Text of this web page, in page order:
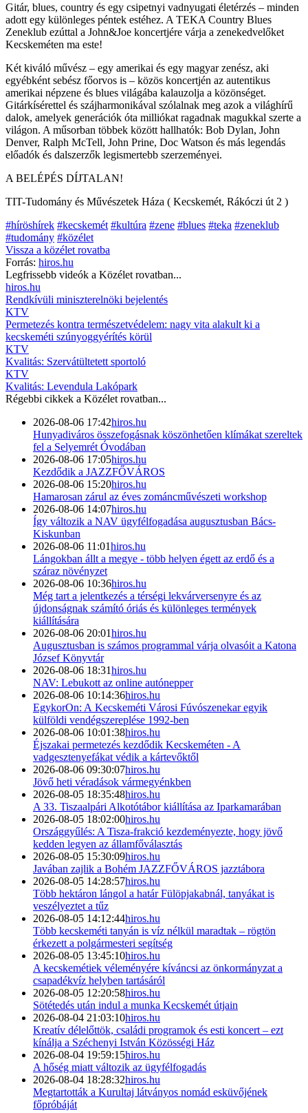
Gitár, blues, country és egy csipetnyi vadnyugati életérzés – minden
adott egy különleges péntek estéhez. A TEKA Country Blues
Zeneklub ezúttal a John&Joe koncertjére várja a zenekedvelőket
Kecskeméten ma este!
Két kiváló művész – egy amerikai és egy magyar zenész, aki
egyébként sebész főorvos is – közös koncertjén az autentikus
amerikai népzene és blues világába kalauzolja a közönséget.
Gitárkísérettel és szájharmonikával szólalnak meg azok a világhírű
dalok, amelyek generációk óta milliókat ragadnak magukkal szerte a
világon. A műsorban többek között hallhatók: Bob Dylan, John
Denver, Ralph McTell, John Prine, Doc Watson és más legendás
előadók és dalszerzők legismertebb szerzeményei.
A BELÉPÉS DÍJTALAN!
TIT-Tudomány és Művészetek Háza ( Kecskemét, Rákóczi út 2 )
#híröshírek #kecskemét #kultúra #zene #blues #teka #zeneklub
#tudomány #közélet
Vissza a közélet rovatba
Forrás: hiros.hu
Legfrissebb videók a Közélet rovatban...
hiros.hu
Rendkívüli miniszterelnöki bejelentés
KTV
Permetezés kontra természetvédelem: nagy vita alakult ki a
kecskeméti szúnyoggyérítés körül
KTV
Kvalitás: Szervátültetett sportoló
KTV
Kvalitás: Levendula Lakópark
Régebbi cikkek a Közélet rovatban...
2026-08-06 17:42hiros.hu
Hunyadiváros összefogásnak köszönhetően klímákat szereltek
fel a Selyemrét Óvodában
2026-08-06 17:05hiros.hu
Kezdődik a JAZZFŐVÁROS
2026-08-06 15:20hiros.hu
Hamarosan zárul az éves zománcművészeti workshop
2026-08-06 14:07hiros.hu
Így változik a NAV ügyfélfogadása augusztusban Bács-
Kiskunban
2026-08-06 11:01hiros.hu
Lángokban állt a megye - több helyen égett az erdő és a
száraz növényzet
2026-08-06 10:36hiros.hu
Még tart a jelentkezés a térségi lekvárversenyre és az
újdonságnak számító óriás és különleges termények
kiállítására
2026-08-06 20:01hiros.hu
Augusztusban is számos programmal várja olvasóit a Katona
József Könyvtár
2026-08-06 18:31hiros.hu
NAV: Lebukott az online autónepper
2026-08-06 10:14:36hiros.hu
EgykorOn: A Kecskeméti Városi Fúvószenekar egyik
külföldi vendégszereplése 1992-ben
2026-08-06 10:01:38hiros.hu
Éjszakai permetezés kezdődik Kecskeméten - A
vadgesztenyefákat védik a kártevőktől
2026-08-06 09:30:07hiros.hu
Jövő heti véradások vármegyénkben
2026-08-05 18:35:48hiros.hu
A 33. Tiszaalpári Alkotótábor kiállítása az Iparkamarában
2026-08-05 18:02:00hiros.hu
Országgyűlés: A Tisza-frakció kezdeményezte, hogy jövő
kedden legyen az államfőválasztás
2026-08-05 15:30:09hiros.hu
Javában zajlik a Bohém JAZZFŐVÁROS jazztábora
2026-08-05 14:28:57hiros.hu
Több hektáron lángol a határ Fülöpjakabnál, tanyákat is
veszélyeztet a tűz
2026-08-05 14:12:44hiros.hu
Több kecskeméti tanyán is víz nélkül maradtak – rögtön
érkezett a polgármesteri segítség
2026-08-05 13:45:10hiros.hu
A kecskemétiek véleményére kíváncsi az önkormányzat a
csapadékvíz helyben tartásáról
2026-08-05 12:20:58hiros.hu
Sötétedés után indul a munka Kecskemét útjain
2026-08-04 21:03:10hiros.hu
Kreatív délelőttök, családi programok és esti koncert – ezt
kínálja a Széchenyi István Közösségi Ház
2026-08-04 19:59:15hiros.hu
A hőség miatt változik az ügyfélfogadás
2026-08-04 18:28:32hiros.hu
Megtartották a Kurultaj látványos nomád esküvőjének
főpróbáját